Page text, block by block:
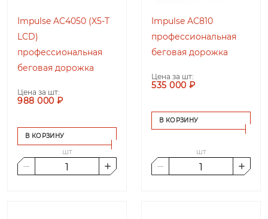
Impulse AC4050 (X5-T
LCD)
профессиональная
беговая дорожка
Цена за шт:
988 000 ₽
В КОРЗИНУ
шт
Impulse AC810
профессиональная
беговая дорожка
Цена за шт:
535 000 ₽
В КОРЗИНУ
шт